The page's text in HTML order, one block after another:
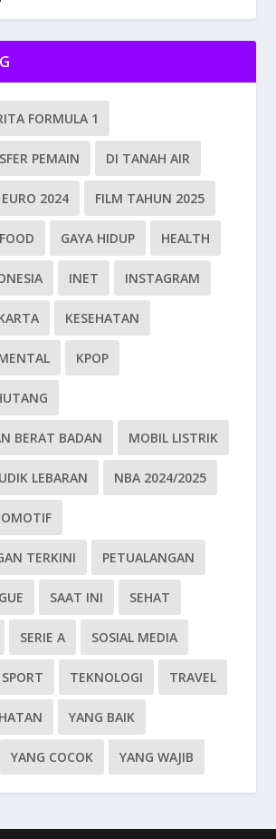
FORMULA 1
PEMAIN DI TANAH AIR
EURO 2024 FILM TAHUN 2025
FOOD GAYA HIDUP HEALTH
INET INSTAGRAM
KESEHATAN
KPOP
BERAT BADAN MOBIL LISTRIK
LEBARAN NBA 2024/2025
TERKINI PETUALANGAN
SAAT INI SEHAT
SERIE A SOSIAL MEDIA
SPORT TEKNOLOGI TRAVEL
YANG BAIK
YANG COCOK YANG WAJIB